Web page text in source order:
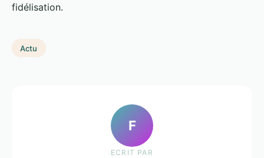
fidélisation.
Actu
F
ECRIT PAR